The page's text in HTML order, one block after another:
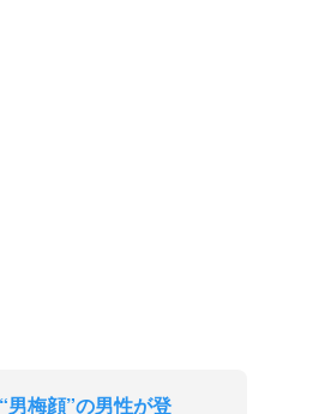
梅顔”の男性が登